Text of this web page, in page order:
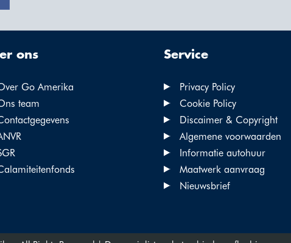
ons
Go Amerika
team
Service
Privacy Policy
Cookie Policy
Discaimer & Copyright
Algemene voorwaarden
Informatie autohuur
Maatwerk aanvraag
Nieuwsbrief